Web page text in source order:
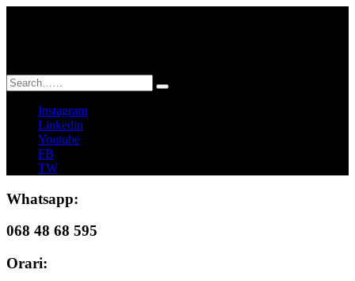
Instagram
Linkedin
Youtube
FB
TW
Whatsapp:
068 48 68 595
Orari: